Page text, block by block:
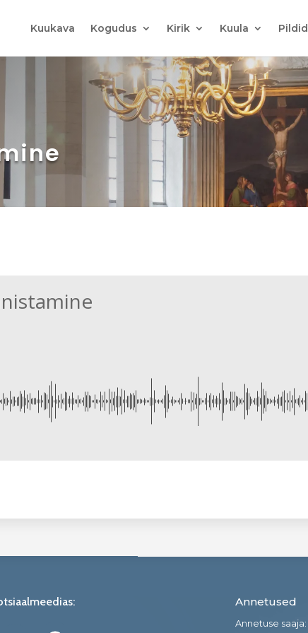
Kuukava Kogudus Kirik Kuula Pildid
Annetused
Annetuse saaja: